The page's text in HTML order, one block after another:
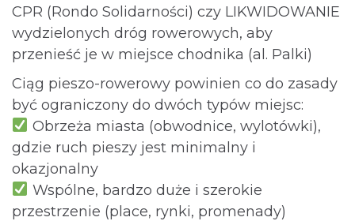
CPR (Rondo Solidarności) czy LIKWIDOWANIE
wydzielonych dróg rowerowych, aby
przenieść je w miejsce chodnika (al. Palki)
Ciąg pieszo-rowerowy powinien co do zasady
być ograniczony do dwóch typów miejsc:
Obrzeża miasta (obwodnice, wylotówki),
gdzie ruch pieszy jest minimalny i
okazjonalny
Wspólne, bardzo duże i szerokie
przestrzenie (place, rynki, promenady)